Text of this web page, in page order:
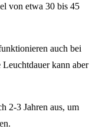
von etwa 30 bis 45
auch bei
kann aber
2-3 Jahren aus, um